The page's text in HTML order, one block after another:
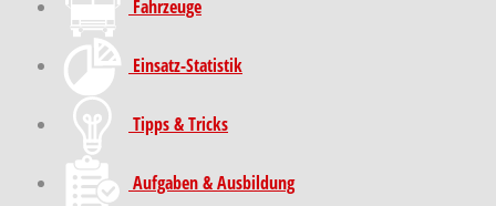
Fahrzeuge
Einsatz-Statistik
Tipps & Tricks
Aufgaben & Ausbildung